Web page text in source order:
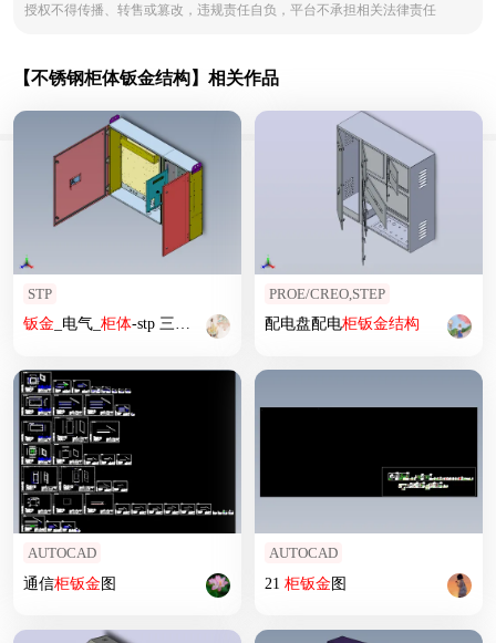
授权不得传播、转售或篡改，违规责任自负，平台不承担相关法律责任
【不锈钢柜体钣金结构】相关作品
STP
钣金 _电气_ 柜体-stp 三维 图纸
PROE/CREO,STEP
配电盘配电柜钣金结构
AUTOCAD
通信柜钣金图
AUTOCAD
21 柜钣金图